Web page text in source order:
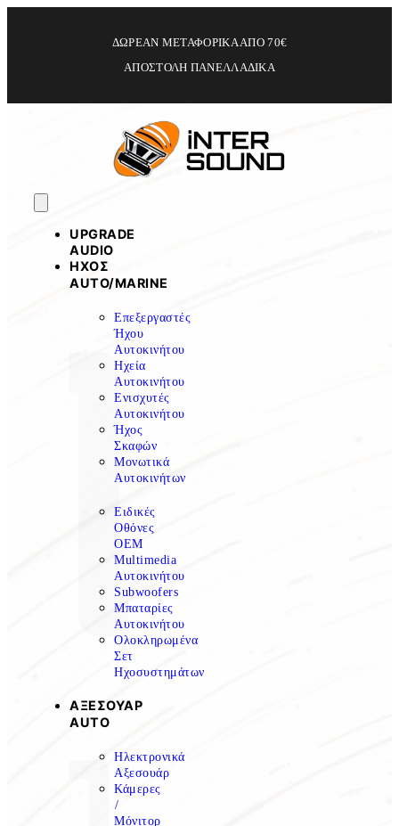
ΔΩΡΕΑΝ ΜΕΤΑΦΟΡΙΚΑ ΑΠΟ 70€
ΑΠΟΣΤΟΛΗ ΠΑΝΕΛΛΑΔΙΚΑ
UPGRADE
AUDIO
ΗΧΟΣ
ΑUTO/MARINE
Επεξεργαστές
Ήχου
Αυτοκινήτου
Ηχεία
Αυτοκινήτου
Ενισχυτές
Αυτοκινήτου
Ήχος
Σκαφών
Μονωτικά
Αυτοκινήτων
Ειδικές
Οθόνες
OEM
Multimedia
Αυτοκινήτου
Subwoofers
Μπαταρίες
Αυτοκινήτου
Ολοκληρωμένα
Σετ
Ηχοσυστημάτων
ΑΞΕΣΟΥΑΡ
AUTO
Ηλεκτρονικά
Αξεσουάρ
Κάμερες
/
Μόνιτορ